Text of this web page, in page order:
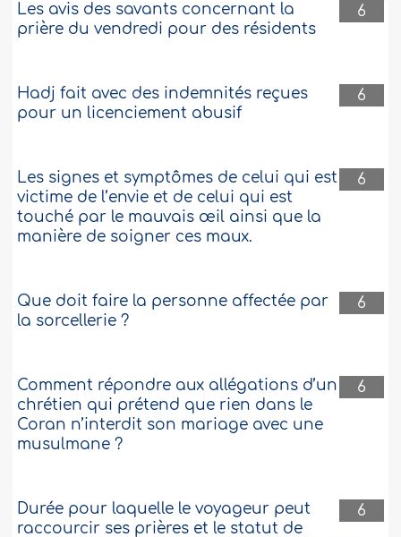
6
Les avis des savants concernant la
prière du vendredi pour des résidents
6
Hadj fait avec des indemnités reçues
pour un licenciement abusif
6
Les signes et symptômes de celui qui est
victime de l’envie et de celui qui est
touché par le mauvais œil ainsi que la
manière de soigner ces maux.
6
Que doit faire la personne affectée par
la sorcellerie ?
6
Comment répondre aux allégations d’un
chrétien qui prétend que rien dans le
Coran n’interdit son mariage avec une
musulmane ?
6
Durée pour laquelle le voyageur peut
raccourcir ses prières et le statut de